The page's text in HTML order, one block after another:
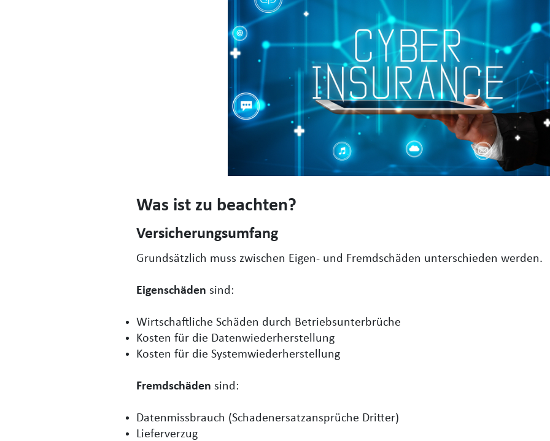
Was ist zu beachten?
Versicherungsumfang
Grundsätzlich muss zwischen Eigen- und Fremdschäden unterschieden werden.
Eigenschäden sind:
Wirtschaftliche Schäden durch Betriebsunterbrüche
Kosten für die Datenwiederherstellung
Kosten für die Systemwiederherstellung
Fremdschäden sind:
Datenmissbrauch (Schadenersatzansprüche Dritter)
Lieferverzug